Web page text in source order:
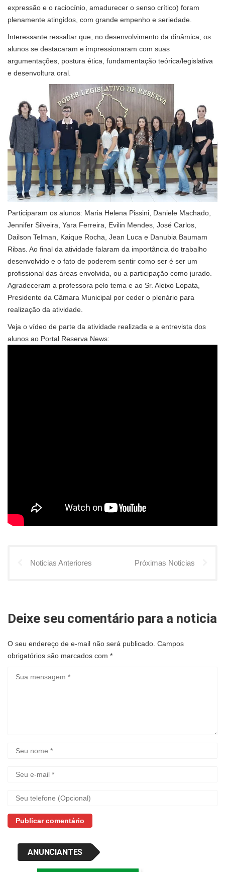
expressão e o raciocínio, amadurecer o senso crítico) foram
plenamente atingidos, com grande empenho e seriedade.
Interessante ressaltar que, no desenvolvimento da dinâmica, os
alunos se destacaram e impressionaram com suas
argumentações, postura ética, fundamentação teórica/legislativa
e desenvoltura oral.
Participaram os alunos: Maria Helena Pissini, Daniele Machado,
Jennifer Silveira, Yara Ferreira, Evilin Mendes, José Carlos,
Dailson Telman, Kaique Rocha, Jean Luca e Danubia Baumam
Ribas. Ao final da atividade falaram da importância do trabalho
desenvolvido e o fato de poderem sentir como ser é ser um
profissional das áreas envolvida, ou a participação como jurado.
Agradeceram a professora pelo tema e ao Sr. Aleixo Lopata,
Presidente da Câmara Municipal por ceder o plenário para
realização da atividade.
Veja o vídeo de parte da atividade realizada e a entrevista dos
alunos ao Portal Reserva News:
Noticias Anteriores Próximas Noticias
Deixe seu comentário para a noticia
O seu endereço de e-mail não será publicado. Campos
obrigatórios são marcados com *
ANUNCIANTES